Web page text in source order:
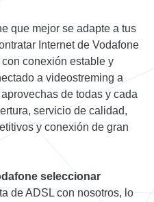
que mejor se adapte a tus
Internet de Vodafone
conexión estable y
a videostreming a
de todas y cada
servicio de calidad,
y conexión de gran
seleccionar
de ADSL con nosotros, lo